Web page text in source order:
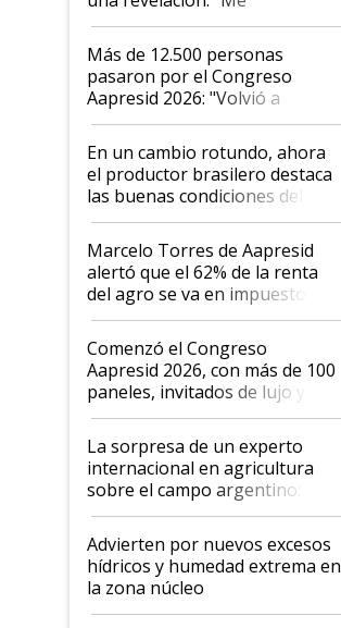
impresionó mucho"
Más de 12.500 personas
pasaron por el Congreso
Aapresid 2026: "Volvió a
demostrar que hablar del
suelo es hablar de todo el
sistema productivo"
En un cambio rotundo, ahora
el productor brasilero destaca
las buenas condiciones del
agro argentino para invertir:
"Los veo más motivados"
Marcelo Torres de Aapresid
alertó que el 62% de la renta
del agro se va en impuestos:
"No es bueno que en
Argentina se sigan discutiendo
las mismas cosas de hace 50
años"
Comenzó el Congreso
Aapresid 2026, con más de 100
paneles, invitados de lujo y
todas las tendencias
La sorpresa de un experto
internacional en agricultura
sobre el campo argentino:
"Estoy muy impresionado"
Advierten por nuevos excesos
hídricos y humedad extrema en
la zona núcleo